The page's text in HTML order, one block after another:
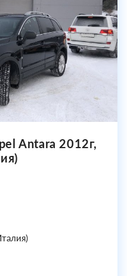
Antara 2012г,